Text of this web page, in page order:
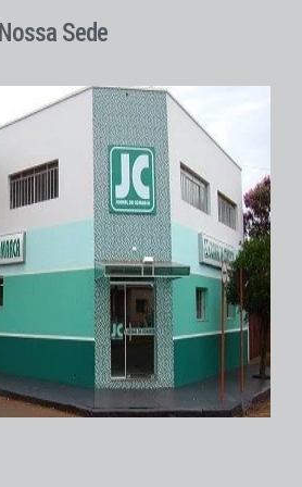
Nossa Sede